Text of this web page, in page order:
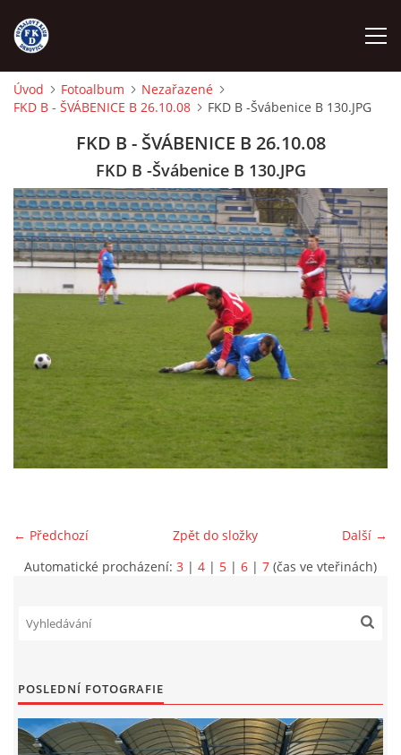
ÚVOD
FKD A
FKD B
STARŠÍ DOROST
STARŠÍ ŽÁCI
MLADŠÍ ŽÁCI
STARŠÍ PŘÍPRAVKA R 2012 + 2013
ARCHÍV
Úvod Fotoalbum
Nezařazené
FKD B - ŠVÁBENICE B 26.10.08
FKD B -Švábenice B 130.JPG
FKD B - ŠVÁBENICE B 26.10.08
FKD B -Švábenice B 130.JPG
← Předchozí Další →
Zpět do složky
Automatické procházení: 3 | 4 | 5 | 6 | 7 (čas ve vteřinách)
POSLEDNÍ FOTOGRAFIE